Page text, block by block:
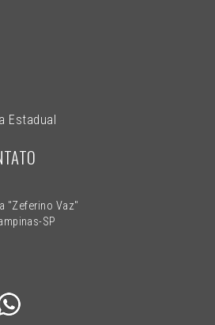
Estadual
"Zeferino Vaz"
SP